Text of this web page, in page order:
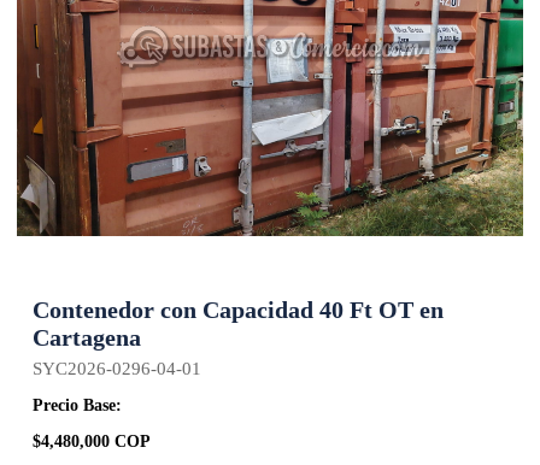
Contenedor con Capacidad 40 Ft OT en
Cartagena
SYC2026-0296-04-01
Precio Base:
$4,480,000 COP